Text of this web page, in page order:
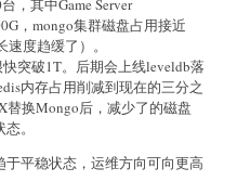
，其中Game Server
，mongo集群磁盘占用接近
度趋缓了）。
突破1T。后期会上线leveldb落
内存占用削减到现在的三分之
替换Mongo后，减少了的磁盘
。
平稳状态，运维方向可向更高